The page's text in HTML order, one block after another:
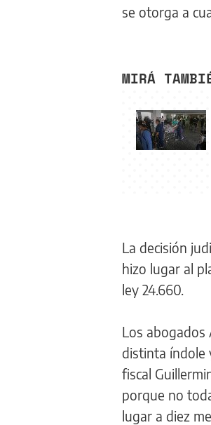
se otorga a
MIRÁ
La decisión
hizo lugar al
ley 24.660.
Los abogados
distinta índole
fiscal
porque no
lugar a diez